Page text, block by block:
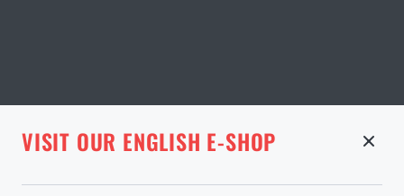
STRÁNKA V DANÉM JAZYCE NEEXISTUJE
VISIT OUR ENGLISH E-SHOP